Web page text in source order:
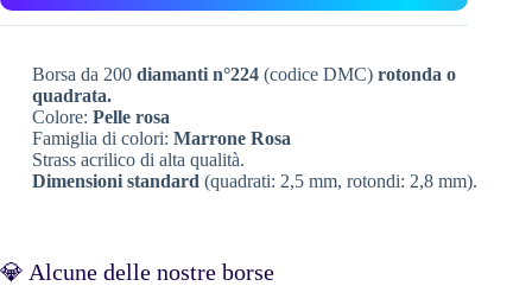
Borsa da 200 diamanti n°224(codice DMC) rotonda o
quadrata.
Colore: Pelle rosa
Famiglia di colori: Marrone Rosa
Strass acrilico di alta qualità.
Dimensioni standard (quadrati: 2,5 mm, rotondi: 2,8 mm).
💎 Alcune delle nostre borse